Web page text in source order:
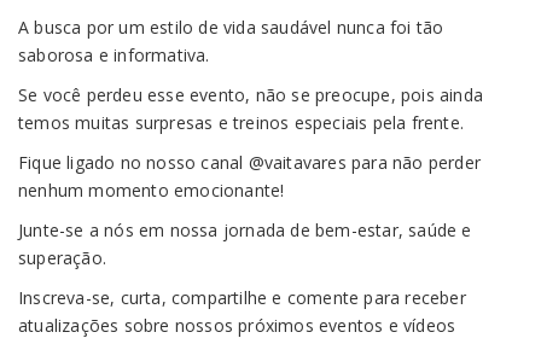
A busca por um estilo de vida saudável nunca foi tão
saborosa e informativa.
Se você perdeu esse evento, não se preocupe, pois ainda
temos muitas surpresas e treinos especiais pela frente.
Fique ligado no nosso canal @vaitavares para não perder
nenhum momento emocionante!
Junte-se a nós em nossa jornada de bem-estar, saúde e
superação.
Inscreva-se, curta, compartilhe e comente para receber
atualizações sobre nossos próximos eventos e vídeos